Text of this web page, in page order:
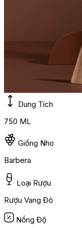
Dung Tích
750 ML
Giống Nho
Barbera
Loại Rượu
Rượu Vang Đỏ
Nồng Độ